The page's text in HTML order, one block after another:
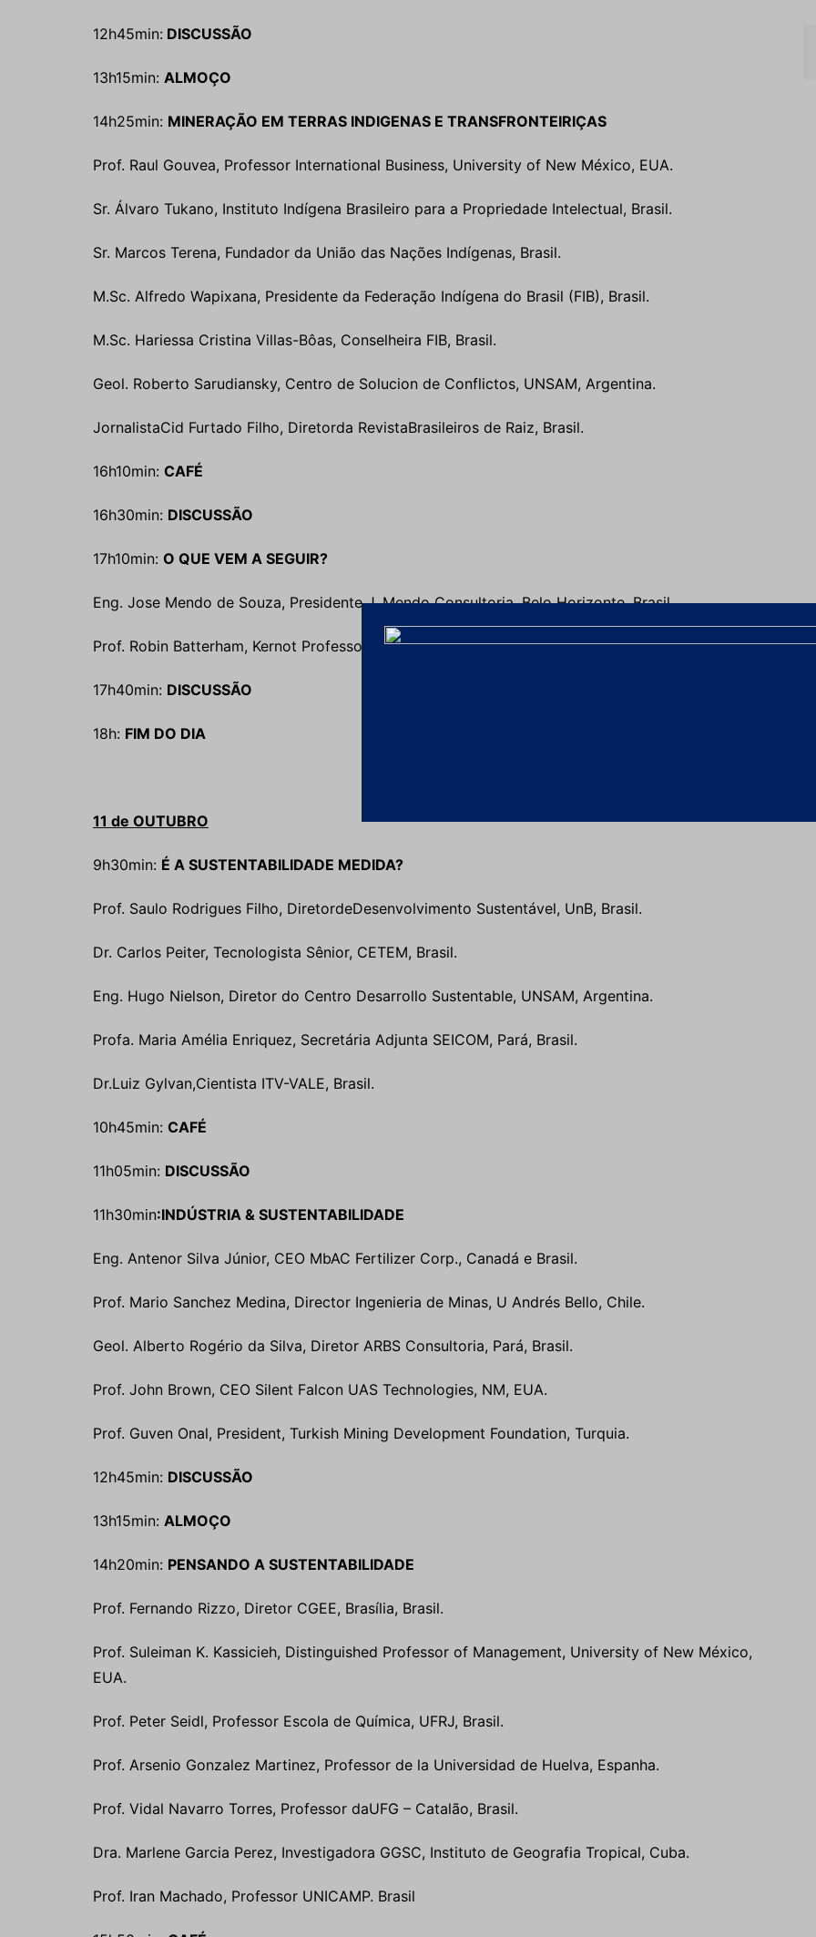
12h45min: DISCUSSÃO
13h15min: ALMOÇO
14h25min: MINERAÇÃO EM TERRAS INDIGENAS E TRANSFRONTEIRIÇAS
Prof. Raul Gouvea, Professor International Business, University of New México, EUA.
Sr. Álvaro Tukano, Instituto Indígena Brasileiro para a Propriedade Intelectual, Brasil.
Sr. Marcos Terena, Fundador da União das Nações Indígenas, Brasil.
M.Sc. Alfredo Wapixana, Presidente da Federação Indígena do Brasil (FIB), Brasil.
M.Sc. Hariessa Cristina Villas-Bôas, Conselheira FIB, Brasil.
Geol. Roberto Sarudiansky, Centro de Solucion de Conflictos, UNSAM, Argentina.
JornalistaCid Furtado Filho, Diretorda RevistaBrasileiros de Raiz, Brasil.
16h10min: CAFÉ
16h30min: DISCUSSÃO
17h10min: O QUE VEM A SEGUIR?
Eng. Jose Mendo de Souza, Presidente J. Mendo Consultoria, Belo Horizonte, Brasil.
Prof. Robin Batterham, Kernot Professor University of Melbourne, Austrália.
17h40min: DISCUSSÃO
18h: FIM DO DIA
11 de OUTUBRO
9h30min: É A SUSTENTABILIDADE MEDIDA?
Prof. Saulo Rodrigues Filho, DiretordeDesenvolvimento Sustentável, UnB, Brasil.
Dr. Carlos Peiter, Tecnologista Sênior, CETEM, Brasil.
Eng. Hugo Nielson, Diretor do Centro Desarrollo Sustentable, UNSAM, Argentina.
Profa. Maria Amélia Enriquez, Secretária Adjunta SEICOM, Pará, Brasil.
Dr.Luiz Gylvan,Cientista ITV-VALE, Brasil.
10h45min: CAFÉ
11h05min: DISCUSSÃO
11h30min:INDÚSTRIA & SUSTENTABILIDADE
Eng. Antenor Silva Júnior, CEO MbAC Fertilizer Corp., Canadá e Brasil.
Prof. Mario Sanchez Medina, Director Ingenieria de Minas, U Andrés Bello, Chile.
Geol. Alberto Rogério da Silva, Diretor ARBS Consultoria, Pará, Brasil.
Prof. John Brown, CEO Silent Falcon UAS Technologies, NM, EUA.
Prof. Guven Onal, President, Turkish Mining Development Foundation, Turquia.
12h45min: DISCUSSÃO
13h15min: ALMOÇO
14h20min: PENSANDO A SUSTENTABILIDADE
Prof. Fernando Rizzo, Diretor CGEE, Brasília, Brasil.
Prof. Suleiman K. Kassicieh, Distinguished Professor of Management, University of New México,
EUA.
Prof. Peter Seidl, Professor Escola de Química, UFRJ, Brasil.
Prof. Arsenio Gonzalez Martinez, Professor de la Universidad de Huelva, Espanha.
Prof. Vidal Navarro Torres, Professor daUFG – Catalão, Brasil.
Dra. Marlene Garcia Perez, Investigadora GGSC, Instituto de Geografia Tropical, Cuba.
Prof. Iran Machado, Professor UNICAMP. Brasil